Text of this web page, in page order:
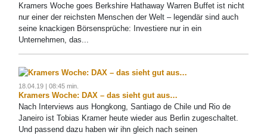
Kramers Woche goes Berkshire Hathaway Warren Buffet ist nicht
nur einer der reichsten Menschen der Welt – legendär sind auch
seine knackigen Börsensprüche: Investiere nur in ein
Unternehmen, das...
18.04.19 | 08:45 min.
Kramers Woche: DAX – das sieht gut aus…
Nach Interviews aus Hongkong, Santiago de Chile und Rio de
Janeiro ist Tobias Kramer heute wieder aus Berlin zugeschaltet.
Und passend dazu haben wir ihn gleich nach seinen